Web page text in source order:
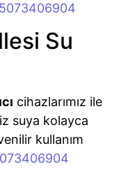
Su
cihazlarımız ile
suya kolayca
kullanım